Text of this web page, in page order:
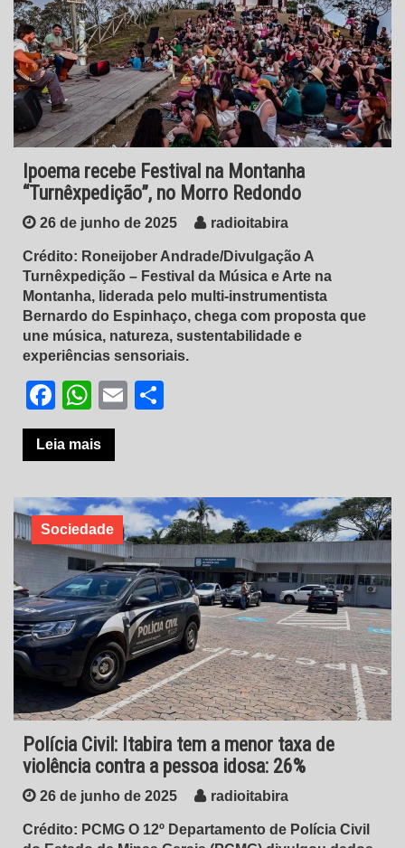
Ipoema recebe Festival na Montanha
“Turnêxpedição”, no Morro Redondo
26 de junho de 2025 radioitabira
Crédito: Roneijober Andrade/Divulgação A
Turnêxpedição – Festival da Música e Arte na
Montanha, liderada pelo multi-instrumentista
Bernardo do Espinhaço, chega com proposta que
une música, natureza, sustentabilidade e
experiências sensoriais.
Facebook
WhatsApp
Email
Leia mais
Sociedade
Polícia Civil: Itabira tem a menor taxa de
violência contra a pessoa idosa: 26%
26 de junho de 2025 radioitabira
Crédito: PCMG O 12º Departamento de Polícia Civil